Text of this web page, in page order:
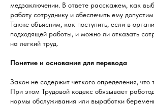
медзаключении. В ответе расскажем, как
работу сотруднику и обеспечить ему
Также объясним, как поступить, если в
подходящей работы, и можно ли отказать
на легкий труд.
Понятие и основания для перевода
Закон не содержит четкого определения, что
При этом Трудовой кодекс обязывает
нормы обслуживания или выработки